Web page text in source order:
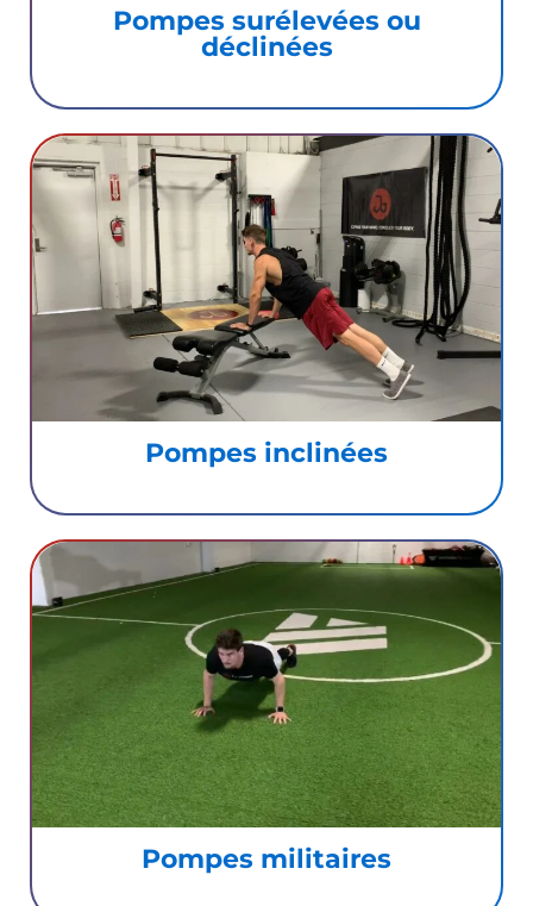
Pompes surélevées ou
déclinées
Pompes inclinées
Pompes militaires